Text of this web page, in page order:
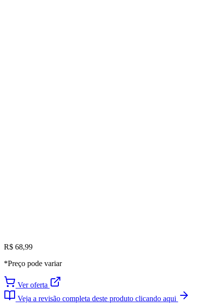
R$ 68,99
*Preço pode variar
Ver oferta
Veja a revisão completa deste produto clicando aqui